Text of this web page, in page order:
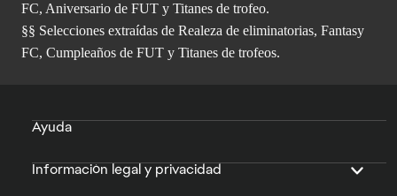
FC, Aniversario de FUT y Titanes de trofeo.
§§ Selecciones extraídas de Realeza de eliminatorias, Fantasy
FC, Cumpleaños de FUT y Titanes de trofeos.
Ayuda
Información legal y privacidad